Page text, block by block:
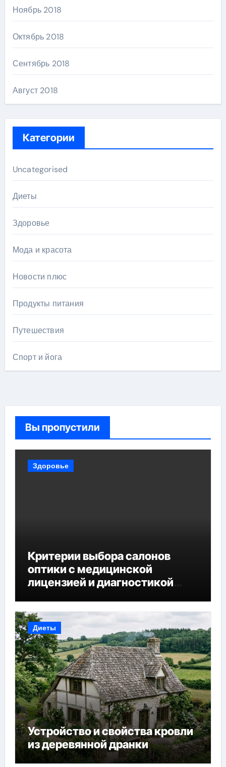
Ноябрь 2018
Октябрь 2018
Сентябрь 2018
Август 2018
Категории
Uncategorised
Диеты
Здоровье
Мода и красота
Новости плюс
Продукты питания
Путешествия
Спорт и йога
Вы пропустили
Здоровье
Критерии выбора салонов
оптики с медицинской
лицензией и диагностикой
Диеты
Устройство и свойства кровли
из деревянной дранки